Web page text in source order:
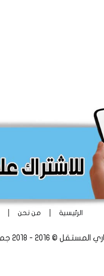
الرئيسية من نحن
2018 جميع الحقوق محفوظة | تصميم